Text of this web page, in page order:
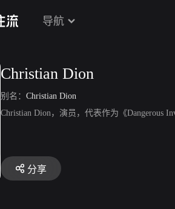
导航
Christian Dion
别名： Christian Dion
Christian Dion，演员，代表作为《Dangerous
分享